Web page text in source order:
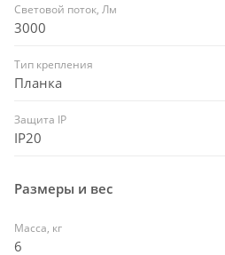
Световой поток, Лм
3000
Тип крепления
Планка
Защита IP
IP20
Размеры и вес
Масса, кг
6